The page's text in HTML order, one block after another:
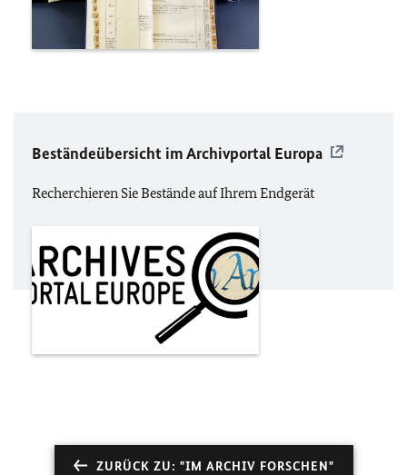
Beständeübersicht im Archivportal Europa
Recherchieren Sie Bestände auf Ihrem Endgerät
ZURÜCK ZU: "IM ARCHIV FORSCHEN"